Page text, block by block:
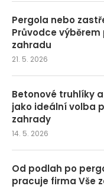
Pergola nebo
Průvodce
zahradu
21. 5. 2026
Betonové truhlíky
jako ideální volba
zahrady
14. 5. 2026
Od podlah po
pracuje firma Vše